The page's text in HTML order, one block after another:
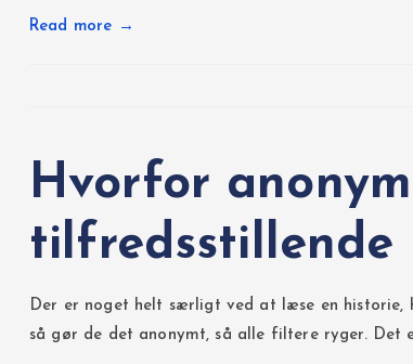
Read more →
Hvorfor
tilfredsstillende
Der er noget helt særligt ved at læse en historie,
så gør de det anonymt, så alle filtere ryger. Det